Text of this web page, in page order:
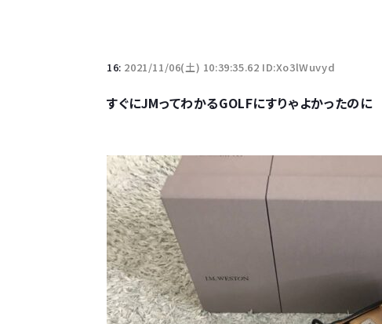
16: 2021/11/06(土) 10:39:35.62 ID:Xo3lWuvyd
すぐにJMってわかるGOLFにすりゃよかったのに